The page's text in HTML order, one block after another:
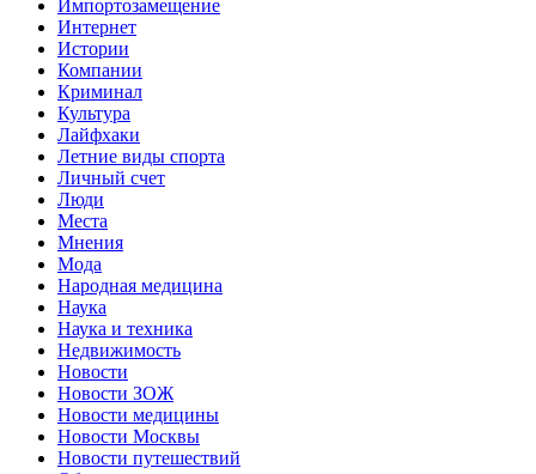
Импортозамещение
Интернет
Истории
Компании
Криминал
Культура
Лайфхаки
Летние виды спорта
Личный счет
Люди
Места
Мнения
Мода
Народная медицина
Наука
Наука и техника
Недвижимость
Новости
Новости ЗОЖ
Новости медицины
Новости Москвы
Новости путешествий